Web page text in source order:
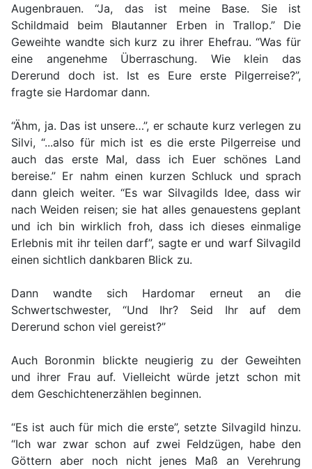
Augenbrauen. “Ja, das ist meine Base. Sie ist
Schildmaid beim Blautanner Erben in Trallop.” Die
Geweihte wandte sich kurz zu ihrer Ehefrau. “Was für
eine angenehme Überraschung. Wie klein das
Dererund doch ist. Ist es Eure erste Pilgerreise?”,
fragte sie Hardomar dann.
“Ähm, ja. Das ist unsere…”, er schaute kurz verlegen zu
Silvi, “...also für mich ist es die erste Pilgerreise und
auch das erste Mal, dass ich Euer schönes Land
bereise.” Er nahm einen kurzen Schluck und sprach
dann gleich weiter. “Es war Silvagilds Idee, dass wir
nach Weiden reisen; sie hat alles genauestens geplant
und ich bin wirklich froh, dass ich dieses einmalige
Erlebnis mit ihr teilen darf”, sagte er und warf Silvagild
einen sichtlich dankbaren Blick zu.
Dann wandte sich Hardomar erneut an die
Schwertschwester, “Und Ihr? Seid Ihr auf dem
Dererund schon viel gereist?”
Auch Boronmin blickte neugierig zu der Geweihten
und ihrer Frau auf. Vielleicht würde jetzt schon mit
dem Geschichtenerzählen beginnen.
“Es ist auch für mich die erste”, setzte Silvagild hinzu.
“Ich war zwar schon auf zwei Feldzügen, habe den
Göttern aber noch nicht jenes Maß an Verehrung